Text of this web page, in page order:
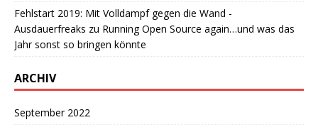
Fehlstart 2019: Mit Volldampf gegen die Wand -
Ausdauerfreaks zu Running Open Source again…und was das
Jahr sonst so bringen könnte
ARCHIV
September 2022